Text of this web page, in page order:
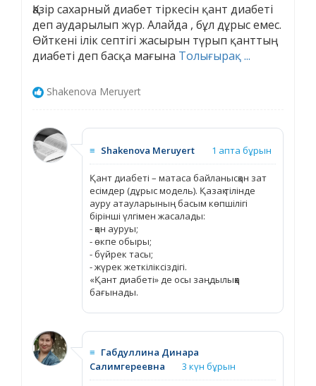
Қазір сахарный диабет тіркесін қант диабеті
деп аударылып жүр. Алайда , бұл дұрыс емес.
Өйткені ілік септігі жасырын түрып қанттың
диабеті деп басқа мағына Толығырақ ...
Shakenova Meruyert
≡ Shakenova Meruyert 1 апта бұрын
Қант диабеті – матаса байланысқан зат
есімдер (дұрыс модель). Қазақ тілінде
ауру атауларының басым көпшілігі
бірінші үлгімен жасалады:
- қан ауруы;
- өкпе обыры;
- бүйрек тасы;
- жүрек жеткіліксіздігі.
«Қант диабеті» де осы заңдылыққа
бағынады.
≡ Габдуллина Динара
Салимгереевна
3 күн бұрын